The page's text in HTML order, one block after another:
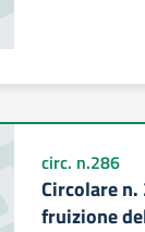
circ. n.286
Circolare
fruizione